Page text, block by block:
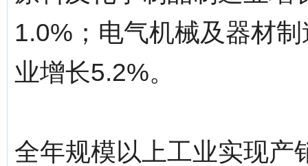
1.0%；电气机械及器材
业增长5.2%。
全年规模以上工业实现产